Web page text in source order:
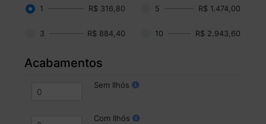
1 R$ 316,80 5 R$ 1.474,00
3 R$ 884,40 10 R$ 2.943,60
Acabamentos
Sem Ilhós
Com Ilhós